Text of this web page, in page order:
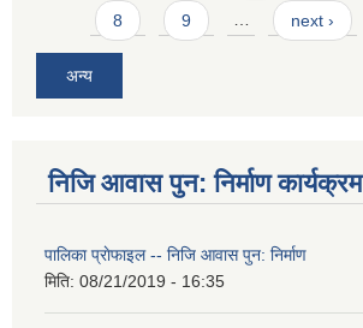
8 9 … next ›
अन्य
निजि आवास पुन: निर्माण कार्यक्रम
पालिका प्राेफाइल -- निजि आवास पुन: निर्माण
मिति: 08/21/2019 - 16:35